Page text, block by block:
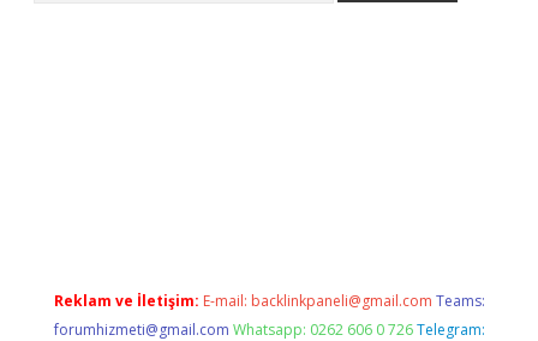
Reklam ve İletişim: E-mail: backlinkpaneli@gmail.com Teams:
forumhizmeti@gmail.com Whatsapp: 0262 606 0 726 Telegram: